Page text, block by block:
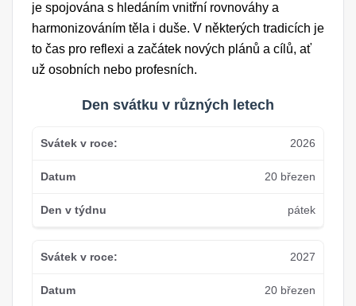
je spojována s hledáním vnitřní rovnováhy a
harmonizováním těla i duše. V některých tradicích je
to čas pro reflexi a začátek nových plánů a cílů, ať
už osobních nebo profesních.
Den svátku v různých letech
2026
20 březen
pátek
2027
20 březen